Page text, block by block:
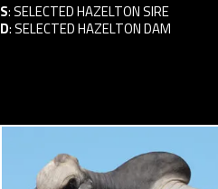
S:SELECTED HAZELTON SIRE
D:SELECTED HAZELTON DAM